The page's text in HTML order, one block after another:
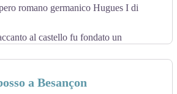
romano germanico Hugues I di
al castello fu fondato un
della contea di Borgogna e della
linea dei conti di Montbéliard già nel
a Besançon